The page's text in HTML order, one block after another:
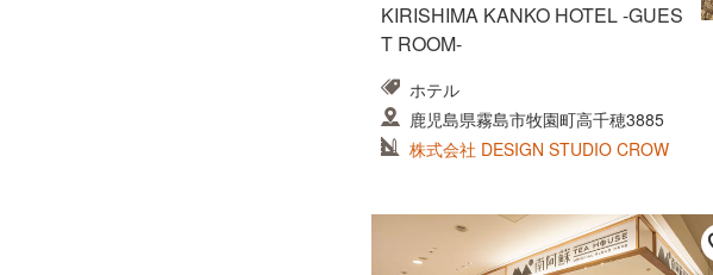
KIRISHIMA KANKO HOTEL -GUES
T ROOM-
ホテル
鹿児島県霧島市牧園町高千穂3885
株式会社 DESIGN STUDIO CROW